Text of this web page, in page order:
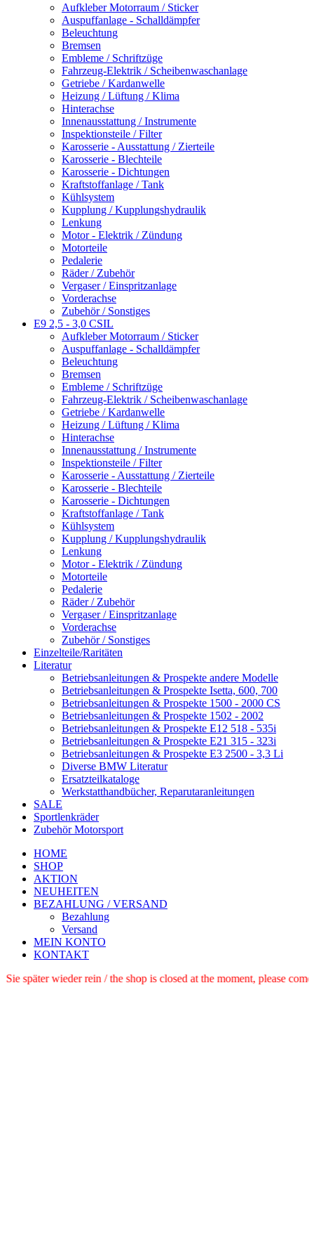
Aufkleber Motorraum / Sticker
Auspuffanlage - Schalldämpfer
Beleuchtung
Bremsen
Embleme / Schriftzüge
Fahrzeug-Elektrik / Scheibenwaschanlage
Getriebe / Kardanwelle
Heizung / Lüftung / Klima
Hinterachse
Innenausstattung / Instrumente
Inspektionsteile / Filter
Karosserie - Ausstattung / Zierteile
Karosserie - Blechteile
Karosserie - Dichtungen
Kraftstoffanlage / Tank
Kühlsystem
Kupplung / Kupplungshydraulik
Lenkung
Motor - Elektrik / Zündung
Motorteile
Pedalerie
Räder / Zubehör
Vergaser / Einspritzanlage
Vorderachse
Zubehör / Sonstiges
E9 2,5 - 3,0 CSIL
Aufkleber Motorraum / Sticker
Auspuffanlage - Schalldämpfer
Beleuchtung
Bremsen
Embleme / Schriftzüge
Fahrzeug-Elektrik / Scheibenwaschanlage
Getriebe / Kardanwelle
Heizung / Lüftung / Klima
Hinterachse
Innenausstattung / Instrumente
Inspektionsteile / Filter
Karosserie - Ausstattung / Zierteile
Karosserie - Blechteile
Karosserie - Dichtungen
Kraftstoffanlage / Tank
Kühlsystem
Kupplung / Kupplungshydraulik
Lenkung
Motor - Elektrik / Zündung
Motorteile
Pedalerie
Räder / Zubehör
Vergaser / Einspritzanlage
Vorderachse
Zubehör / Sonstiges
Einzelteile/Raritäten
Literatur
Betriebsanleitungen & Prospekte andere Modelle
Betriebsanleitungen & Prospekte Isetta, 600, 700
Betriebsanleitungen & Prospekte 1500 - 2000 CS
Betriebsanleitungen & Prospekte 1502 - 2002
Betriebsanleitungen & Prospekte E12 518 - 535i
Betriebsanleitungen & Prospekte E21 315 - 323i
Betriebsanleitungen & Prospekte E3 2500 - 3,3 Li
Diverse BMW Literatur
Ersatzteilkataloge
Werkstatthandbücher, Reparutaranleitungen
SALE
Sportlenkräder
Zubehör Motorsport
HOME
SHOP
AKTION
NEUHEITEN
BEZAHLUNG / VERSAND
Bezahlung
Versand
MEIN KONTO
KONTAKT
schauen Sie später wieder rein / the shop is closed at the moment,